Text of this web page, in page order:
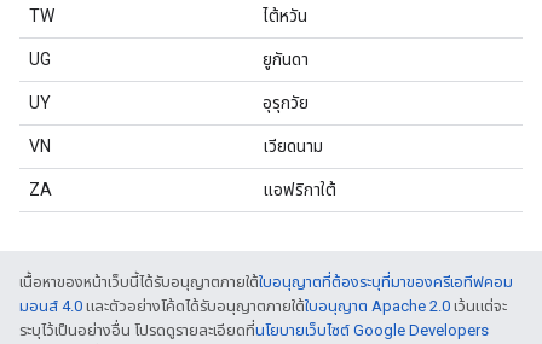
TW ไต้หวัน
UG ยูกันดา
UY อุรุกวัย
VN เวียดนาม
ZA แอฟริกาใต้
เนื้อหาของหน้าเว็บนี้ได้รับอนุญาตภายใต้ใบอนุญาตที่ต้องระบุที่มาของครีเอทีฟคอม
มอนส์ 4.0 และตัวอย่างโค้ดได้รับอนุญาตภายใต้ใบอนุญาต Apache 2.0 เว้นแต่จะ
ระบุไว้เป็นอย่างอื่น โปรดดูรายละเอียดที่นโยบายเว็บไซต์ Google Developers